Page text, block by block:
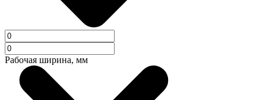
Рабочая ширина, мм